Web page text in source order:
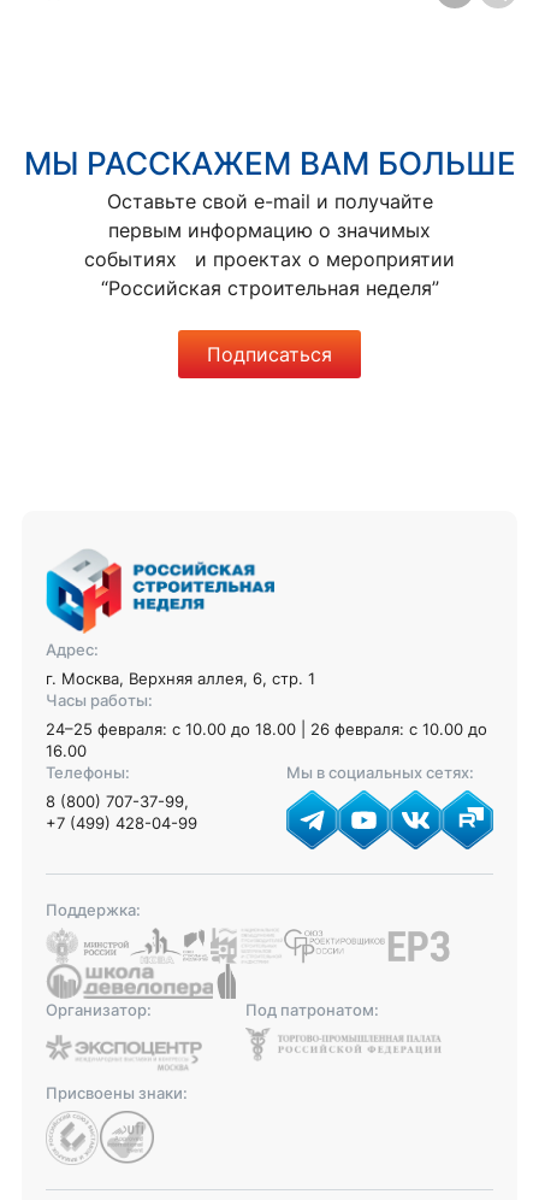
МЫ РАССКАЖЕМ ВАМ БОЛЬШЕ
Оставьте свой e-mail и получайте
первым информацию о значимых
событиях и проектах о мероприятии
“Российская строительная неделя”
Подписаться
Адрес:
г. Москва, Верхняя аллея, 6, стр. 1
Часы работы:
24–25 февраля: с 10.00 до 18.00 | 26 февраля: с 10.00 до
16.00
Телефоны:
8 (800) 707-37-99,
+7 (499) 428-04-99
Мы в социальных сетях:
Поддержка:
Организатор: Под патронатом:
Присвоены знаки: